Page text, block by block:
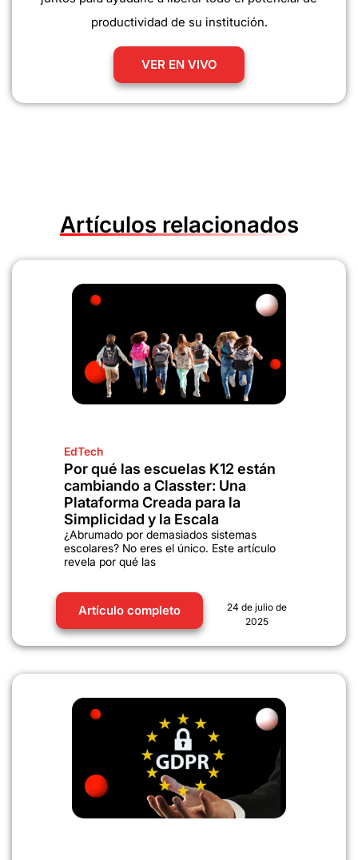
productividad de su institución.
VER EN VIVO
Artículos relacionados
EdTech
Por qué las escuelas K12 están
cambiando a Classter: Una
Plataforma Creada para la
Simplicidad y la Escala
¿Abrumado por demasiados sistemas
escolares? No eres el único. Este artículo
revela por qué las
Artículo completo
24 de julio de
2025